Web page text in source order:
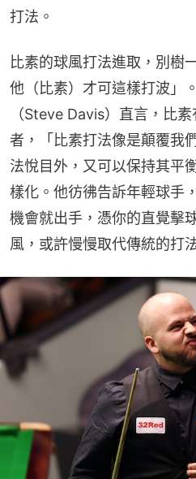
打法。
比素的球風打法進取，別樹
他（比素）才可這樣打波」
（Steve Davis）直言，比
者，「比素打法像是顛覆我
法悅目外，又可以保持其平
樣化。他彷彿告訴年輕球手
機會就出手，憑你的直覺擊
風，或許慢慢取代傳統的打法